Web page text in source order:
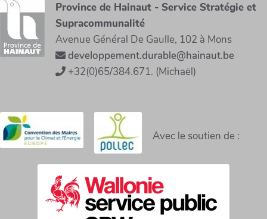
Province de Hainaut - Service Stratégie et
Supracommunalité
Avenue Général De Gaulle, 102 à Mons
developpement.durable@hainaut.be
+32(0)65/384.671. (Michaël)
Avec le soutien de :